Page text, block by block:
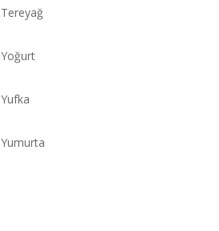
Tereyağ
Yoğurt
Yufka
Yumurta